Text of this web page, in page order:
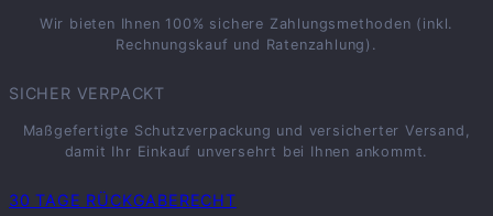
Wir bieten Ihnen 100% sichere Zahlungsmethoden (inkl.
Rechnungskauf und Ratenzahlung).
SICHER VERPACKT
Maßgefertigte Schutzverpackung und versicherter Versand,
damit Ihr Einkauf unversehrt bei Ihnen ankommt.
30 TAGE RÜCKGABERECHT